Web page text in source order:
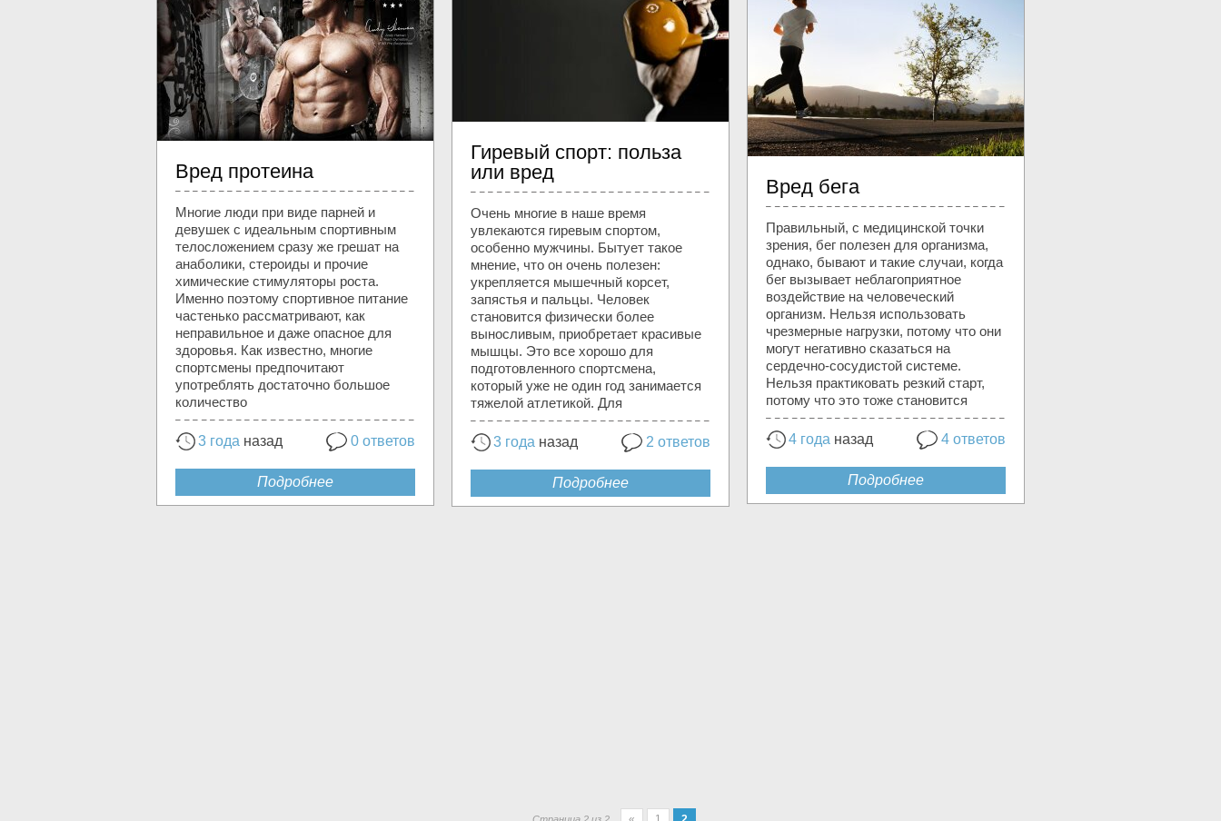
Гиревый спорт: польза
или вред
Очень многие в наше время
увлекаются гиревым спортом,
особенно мужчины. Бытует такое
мнение, что он очень полезен:
укрепляется мышечный корсет,
запястья и пальцы. Человек
становится физически более
выносливым, приобретает красивые
мышцы. Это все хорошо для
подготовленного спортсмена,
который уже не один год занимается
тяжелой атлетикой. Для
3 года назад 2 ответов
Подробнее
Вред протеина
Многие люди при виде парней и
девушек с идеальным спортивным
телосложением сразу же грешат на
анаболики, стероиды и прочие
химические стимуляторы роста.
Именно поэтому спортивное питание
частенько рассматривают, как
неправильное и даже опасное для
здоровья. Как известно, многие
спортсмены предпочитают
употреблять достаточно большое
количество
3 года назад 0 ответов
Подробнее
Вред бега
Правильный, с медицинской точки
зрения, бег полезен для организма,
однако, бывают и такие случаи, когда
бег вызывает неблагоприятное
воздействие на человеческий
организм. Нельзя использовать
чрезмерные нагрузки, потому что они
могут негативно сказаться на
сердечно-сосудистой системе.
Нельзя практиковать резкий старт,
потому что это тоже становится
4 года назад 4 ответов
Подробнее